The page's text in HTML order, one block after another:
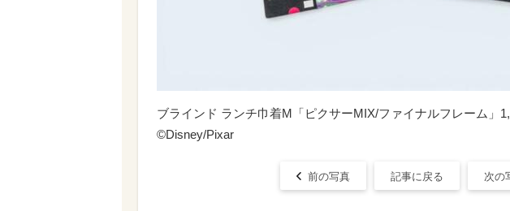
ブラインド ランチ巾着M「ピクサーMIX/ファイナルフレーム」
©Disney/Pixar
前の写真 記事に戻る 次の